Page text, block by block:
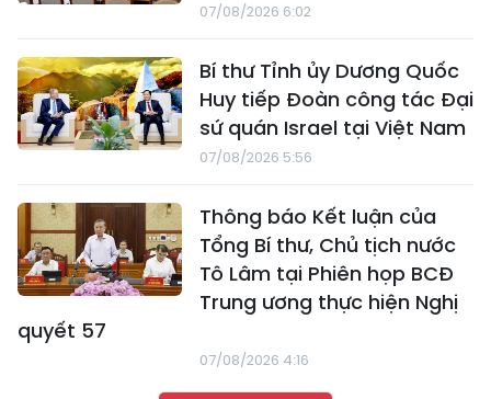
07/08/2026 6:02
Bí thư Tỉnh ủy Dương Quốc
Huy tiếp Đoàn công tác Đại
sứ quán Israel tại Việt Nam
07/08/2026 5:56
Thông báo Kết luận của
Tổng Bí thư, Chủ tịch nước
Tô Lâm tại Phiên họp BCĐ
Trung ương thực hiện Nghị
quyết 57
07/08/2026 4:16